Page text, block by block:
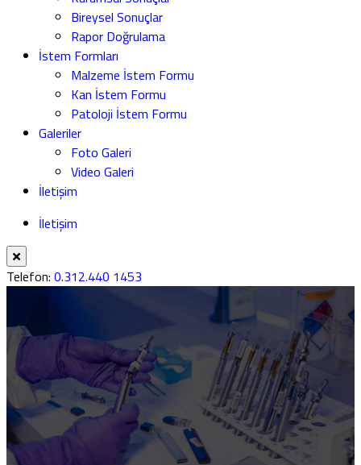
Bireysel Sonuçlar
Rapor Doğrulama
İstem Formları
Malzeme İstem Formu
Kan İstem Formu
Patoloji İstem Formu
Galeriler
Foto Galeri
Video Galeri
İletişim
İletişim
Telefon: 0.312.440 1453